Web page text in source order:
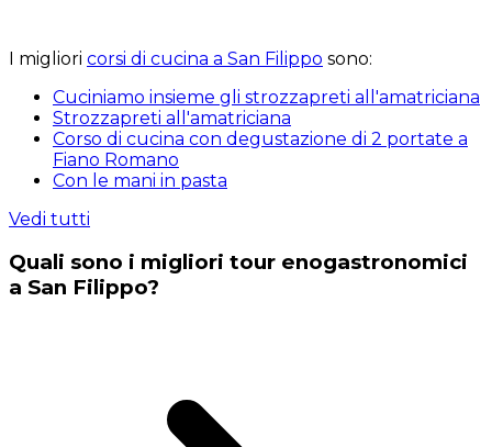
I migliori corsi di cucina a San Filippo sono:
Cuciniamo insieme gli strozzapreti all'amatriciana
Strozzapreti all'amatriciana
Corso di cucina con degustazione di 2 portate a
Fiano Romano
Con le mani in pasta
Vedi tutti
Quali sono i migliori tour enogastronomici
a San Filippo?